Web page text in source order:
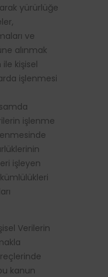
yürürlüğe
ve
alınmak
kişisel
işlenmesi
işlenme
işleyen
Verilerin
kanun